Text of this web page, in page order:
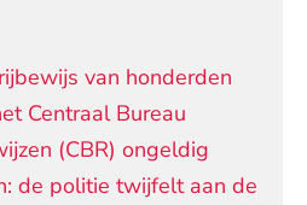
van honderden
Centraal Bureau
(CBR) ongeldig
de politie twijfelt aan de